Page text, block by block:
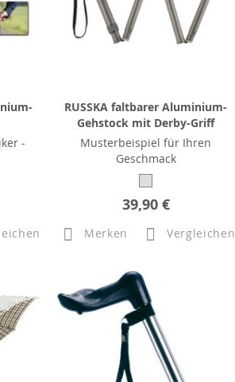
-
RUSSKA faltbarer Aluminium-
Gehstock mit Derby-Griff
Musterbeispiel für Ihren
Geschmack
39,90 €
Merken Vergleichen